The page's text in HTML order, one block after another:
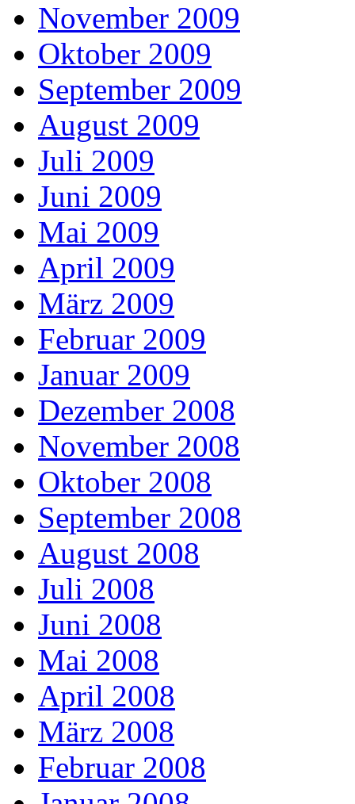
November 2009
Oktober 2009
September 2009
August 2009
Juli 2009
Juni 2009
Mai 2009
April 2009
März 2009
Februar 2009
Januar 2009
Dezember 2008
November 2008
Oktober 2008
September 2008
August 2008
Juli 2008
Juni 2008
Mai 2008
April 2008
März 2008
Februar 2008